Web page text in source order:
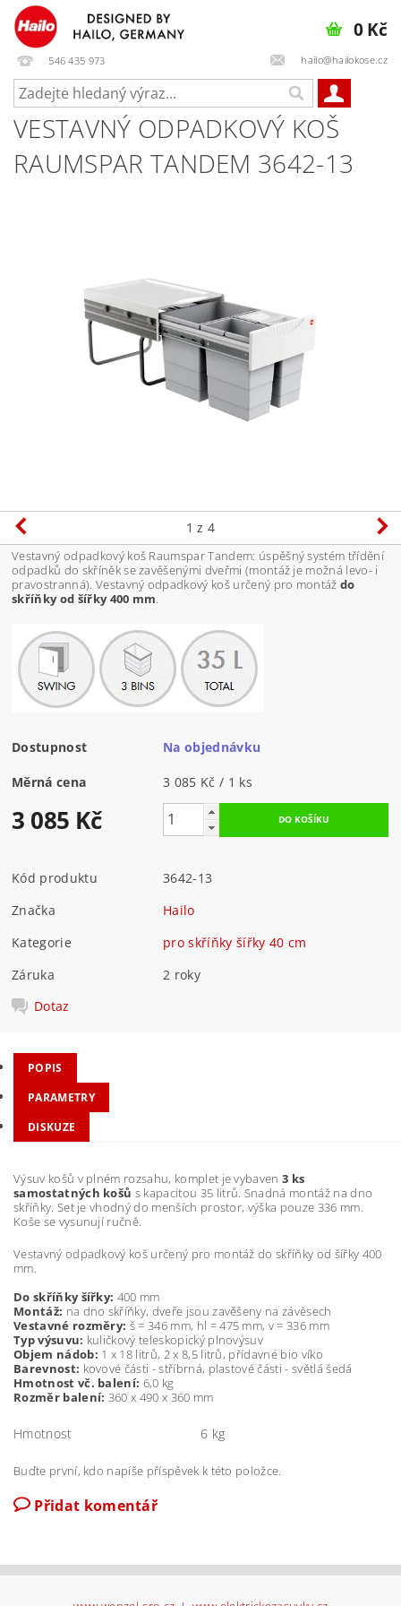
546 435 973 hailo@hailokose.cz
0 Kč
VESTAVNÝ ODPADKOVÝ KOŠ
RAUMSPAR TANDEM 3642-13
1 z 4
Vestavný odpadkový koš Raumspar Tandem: úspěšný systém třídění
odpadků do skříněk se zavěšenými dveřmi (montáž je možná levo- i
pravostranná). Vestavný odpadkový koš určený pro montáždo
skříňky od šířky 400 mm
Dostupnost Na objednávku
Měrná cena 3 085 Kč / 1 ks
3 085 Kč
Kód produktu
3642-13
Značka
Hailo
Kategorie
pro skříňky šířky 40 cm
Záruka
2 roky
Dotaz
POPIS
PARAMETRY
DISKUZE
Výsuv košů v plném rozsahu, komplet je vybaven3 ks
samostatných košů s kapacitou 35 litrů. Snadná montáž na dno
skříňky. Set je vhodný do menších prostor, výška pouze 336 mm.
Koše se vysunují ručně.
Vestavný odpadkový koš určený pro montáž do skříňky od šířky 400
mm.
Do skříňky šířky: 400 mm
Montáž: na dno skříňky, dveře jsou zavěšeny na závěsech
Vestavné rozměry: š = 346 mm, hl = 475 mm, v = 336 mm
Typ výsuvu: kuličkový teleskopický plnovýsuv
Objem nádob: 1 x 18 litrů, 2 x 8,5 litrů, přídavné bio víko
Barevnost: kovové části - stříbrná, plastové části - světlá šedá
Hmotnost vč. balení: 6,0 kg
Rozměr balení: 360 x 490 x 360 mm
Hmotnost 6 kg
Buďte první, kdo napíše příspěvek k této položce.
Přidat komentář